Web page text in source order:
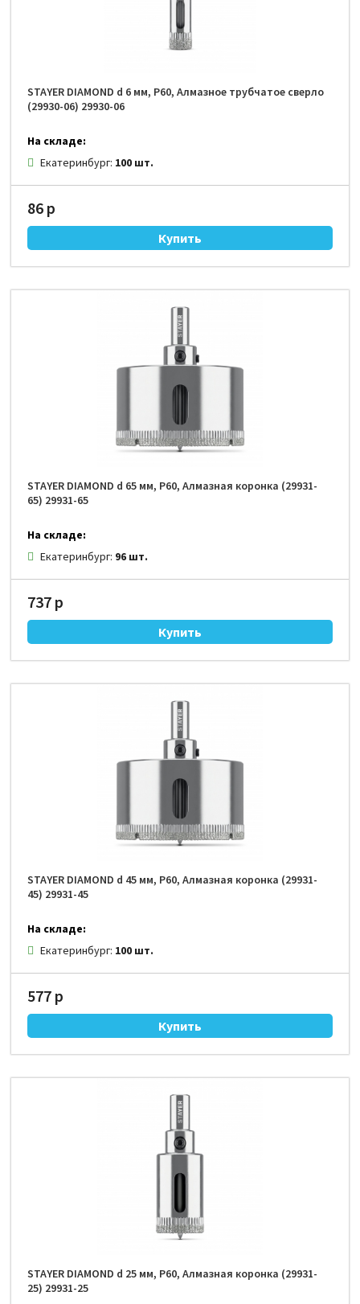
STAYER DIAMOND d 6 мм, Р60, Алмазное трубчатое сверло
(29930-06) 29930-06
На складе:
Екатеринбург: 100 шт.
86 р
STAYER DIAMOND d 65 мм, Р60, Алмазная коронка (29931-
65) 29931-65
На складе:
Екатеринбург: 96 шт.
737 р
STAYER DIAMOND d 45 мм, Р60, Алмазная коронка (29931-
45) 29931-45
На складе:
Екатеринбург: 100 шт.
577 р
STAYER DIAMOND d 25 мм, Р60, Алмазная коронка (29931-
25) 29931-25